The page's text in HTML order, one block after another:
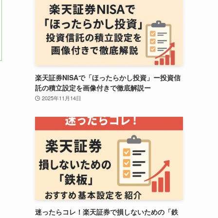
楽天証券NISAで「ほったらかし投資」ー投資信
託の積立設定を画像付きで徹底解説ー
2025年11月14日
迷ったらコレ！楽天証券で損しないための「鉄